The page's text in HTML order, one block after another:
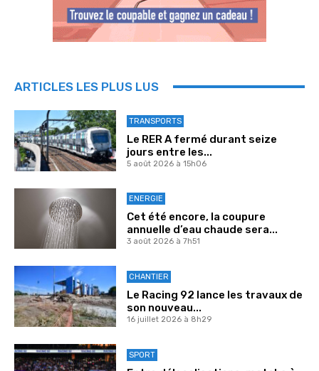
ARTICLES LES PLUS LUS
TRANSPORTS
Le RER A fermé durant seize
jours entre les...
5 août 2026 à 15h06
ENERGIE
Cet été encore, la coupure
annuelle d’eau chaude sera...
3 août 2026 à 7h51
CHANTIER
Le Racing 92 lance les travaux de
son nouveau...
16 juillet 2026 à 8h29
SPORT